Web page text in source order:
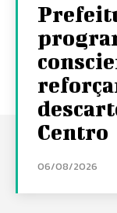
Centro
06/08/2026